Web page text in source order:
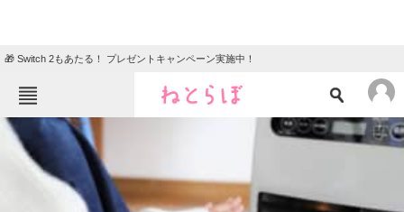
🎁 Switch 2もあたる！ プレゼントキャンペーン実施中！
ねとらぼメニュー
TOP
クイズ